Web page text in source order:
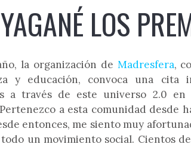
LOS
la organización de Madresfera,
y educación, convoca una cita
a través de este universo 2.0
a esta comunidad desde
entonces, me siento muy
un movimiento social. Cientos